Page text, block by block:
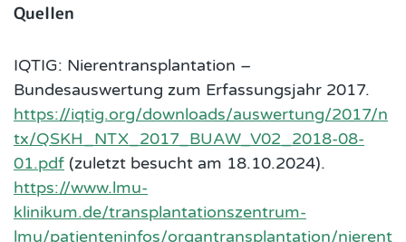
Quellen
IQTIG: Nierentransplantation –
Bundesauswertung zum Erfassungsjahr 2017.
https://iqtig.org/downloads/auswertung/2017/n
tx/QSKH_NTX_2017_BUAW_V02_2018-08-
01.pdf (zuletzt besucht am 18.10.2024).
https://www.lmu-
klinikum.de/transplantationszentrum-
lmu/patienteninfos/organtransplantation/nierent